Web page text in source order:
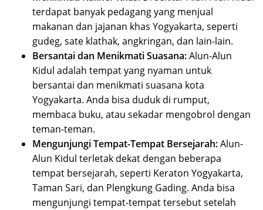
terdapat banyak pedagang yang menjual
makanan dan jajanan khas Yogyakarta, seperti
gudeg, sate klathak, angkringan, dan lain-lain.
Bersantai dan Menikmati Suasana:Alun-Alun
Kidul adalah tempat yang nyaman untuk
bersantai dan menikmati suasana kota
Yogyakarta. Anda bisa duduk di rumput,
membaca buku, atau sekadar mengobrol dengan
teman-teman.
Mengunjungi Tempat-Tempat Bersejarah:Alun-
Alun Kidul terletak dekat dengan beberapa
tempat bersejarah, seperti Keraton Yogyakarta,
Taman Sari, dan Plengkung Gading. Anda bisa
mengunjungi tempat-tempat tersebut setelah